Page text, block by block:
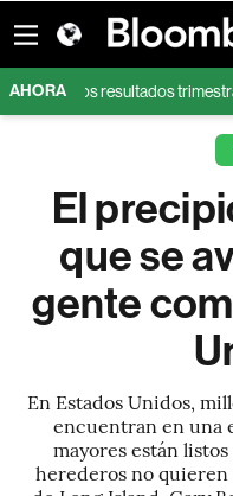
AHORA
resultados trimestrales
El
que se
gente
En Estados Unidos,
encuentran en una
mayores están
herederos no